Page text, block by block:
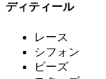
ディティール
レース
シフォン
ビーズ